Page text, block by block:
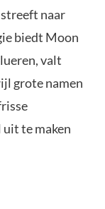
naar
biedt Moon
valt
grote namen
uit te maken